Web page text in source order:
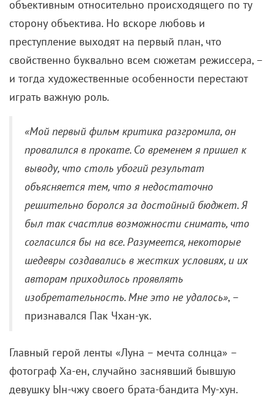
объективным относительно происходящего по ту
сторону объектива. Но вскоре любовь и
преступление выходят на первый план, что
свойственно буквально всем сюжетам режиссера, –
и тогда художественные особенности перестают
играть важную роль.
«Мой первый фильм критика разгромила, он
провалился в прокате. Со временем я пришел к
выводу, что столь убогий результат
объясняется тем, что я недостаточно
решительно боролся за достойный бюджет. Я
был так счастлив возможности снимать, что
согласился бы на все.Разумеется, некоторые
шедевры создавались в жестких условиях, и их
авторам приходилось проявлять
изобретательность. Мне это не удалось», –
признавался Пак Чхан-ук.
Главный герой ленты «Луна – мечта солнца» –
фотограф Ха-ен, случайно заснявший бывшую
девушку Ын-чжу своего брата-бандита Му-хун.